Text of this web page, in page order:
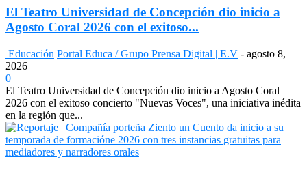
El Teatro Universidad de Concepción dio inicio a
Agosto Coral 2026 con el exitoso...
Educación Portal Educa / Grupo Prensa Digital | E.V - agosto 8,
2026
0
El Teatro Universidad de Concepción dio inicio a Agosto Coral
2026 con el exitoso concierto "Nuevas Voces", una iniciativa inédita
en la región que...